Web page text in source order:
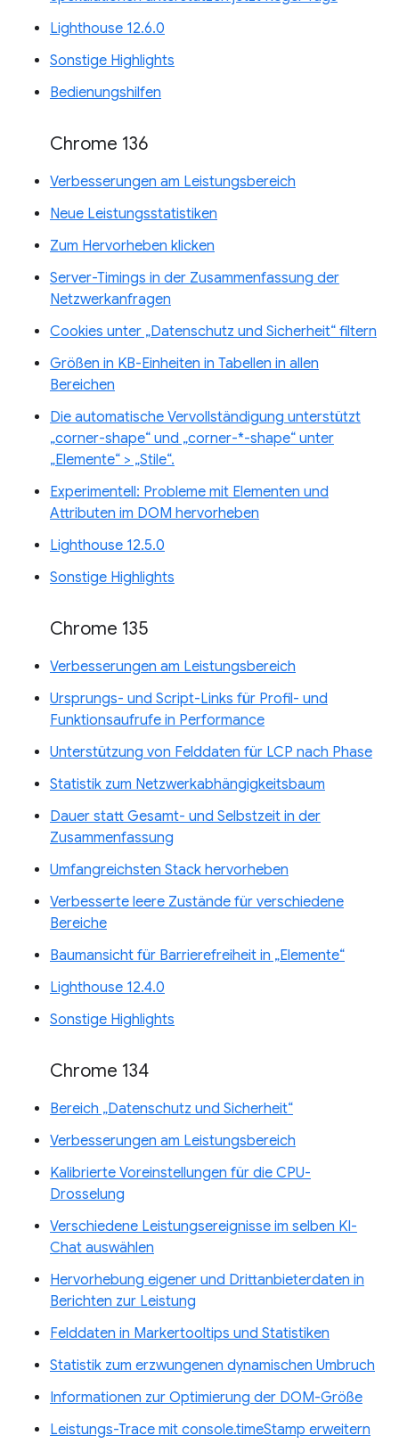
Lighthouse 12.6.0
Sonstige Highlights
Bedienungshilfen
Chrome 136
Verbesserungen am Leistungsbereich
Neue Leistungsstatistiken
Zum Hervorheben klicken
Server-Timings in der Zusammenfassung der
Netzwerkanfragen
Cookies unter „Datenschutz und Sicherheit“ filtern
Größen in KB-Einheiten in Tabellen in allen
Bereichen
Die automatische Vervollständigung unterstützt
„corner-shape“ und „corner-*-shape“ unter
„Elemente“ > „Stile“.
Experimentell: Probleme mit Elementen und
Attributen im DOM hervorheben
Lighthouse 12.5.0
Sonstige Highlights
Chrome 135
Verbesserungen am Leistungsbereich
Ursprungs- und Script-Links für Profil- und
Funktionsaufrufe in Performance
Unterstützung von Felddaten für LCP nach Phase
Statistik zum Netzwerkabhängigkeitsbaum
Dauer statt Gesamt- und Selbstzeit in der
Zusammenfassung
Umfangreichsten Stack hervorheben
Verbesserte leere Zustände für verschiedene
Bereiche
Baumansicht für Barrierefreiheit in „Elemente“
Lighthouse 12.4.0
Sonstige Highlights
Chrome 134
Bereich „Datenschutz und Sicherheit“
Verbesserungen am Leistungsbereich
Kalibrierte Voreinstellungen für die CPU-
Drosselung
Verschiedene Leistungsereignisse im selben KI-
Chat auswählen
Hervorhebung eigener und Drittanbieterdaten in
Berichten zur Leistung
Felddaten in Markertooltips und Statistiken
Statistik zum erzwungenen dynamischen Umbruch
Informationen zur Optimierung der DOM-Größe
Leistungs-Trace mit console.timeStamp erweitern